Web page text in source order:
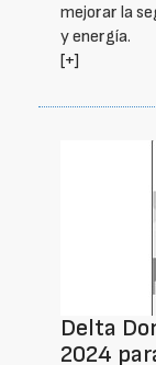
mejorar la
y energía.
[+]
Delta
2024